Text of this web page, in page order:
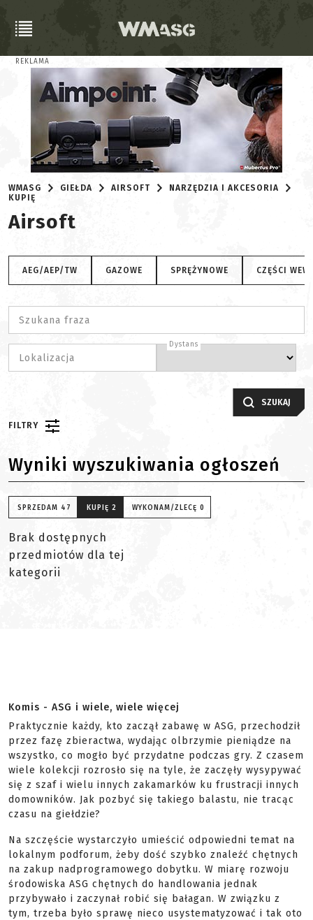
REKLAMA
WMASG GIEŁDA AIRSOFT
NARZĘDZIA I AKCESORIA
KUPIĘ
Airsoft
AEG/AEP/TW GAZOWE SPRĘŻYNOWE CZĘŚCI
Szukana fraza
Lokalizacja
Dystans
SZUKAJ
FILTRY
Wyniki wyszukiwania ogłoszeń
SPRZEDAM 47 KUPIĘ 2 WYKONAM/ZLECĘ 0
Brak dostępnych
przedmiotów dla tej
kategorii
Komis - ASG i wiele, wiele więcej
Praktycznie każdy, kto zaczął zabawę w ASG, przechodził
przez fazę zbieractwa, wydając olbrzymie pieniądze na
wszystko, co mogło być przydatne podczas gry. Z czasem
wiele kolekcji rozrosło się na tyle, że zaczęły wysypywać
się z szaf i wielu innych zakamarków ku frustracji innych
domowników. Jak pozbyć się takiego balastu, nie tracąc
czasu na giełdzie?
Na szczęście wystarczyło umieścić odpowiedni temat na
lokalnym podforum, żeby dość szybko znaleźć chętnych
na zakup nadprogramowego dobytku. W miarę rozwoju
środowiska ASG chętnych do handlowania jednak
przybywało i zaczynał robić się bałagan. W związku z
tym, trzeba było sprawę nieco usystematyzować i tak oto